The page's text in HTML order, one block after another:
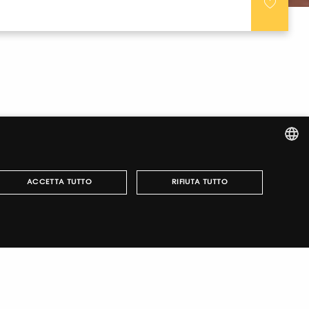
la tua visita.
ITALIAN
ENGLISH
ACCETTA TUTTO RIFIUTA TUTTO